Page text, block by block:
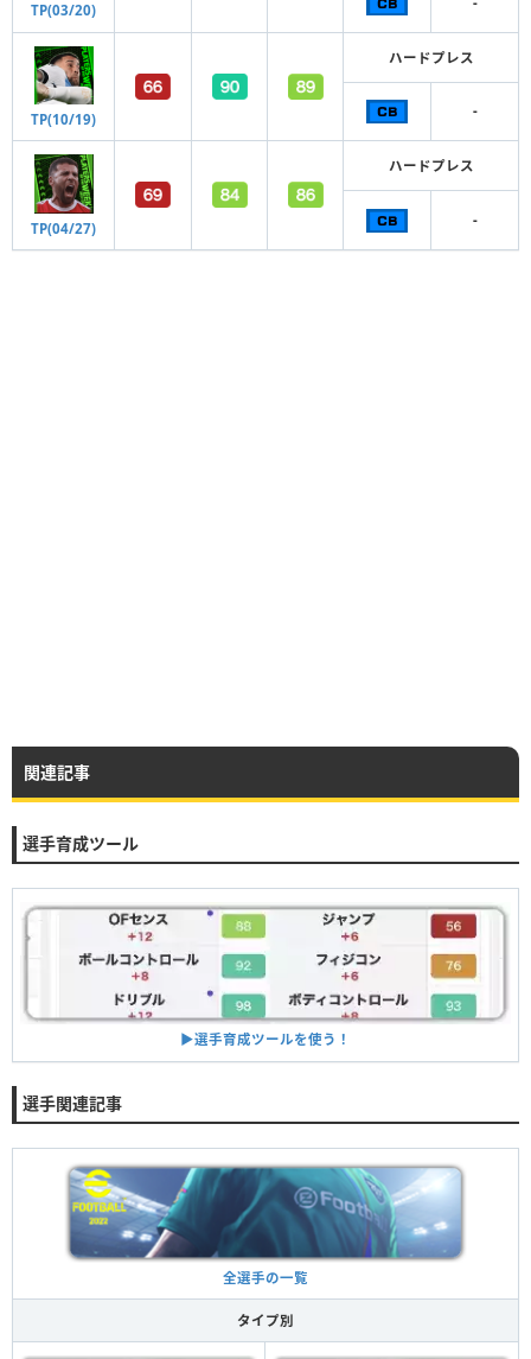
TP(03/20)
TP(10/19)
ハードプレス
-
TP(04/27)
ハードプレス
-
関連記事
選手育成ツール
▶︎選手育成ツールを使う！
選手関連記事
全選手の一覧
タイプ別